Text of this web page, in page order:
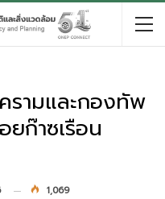
รามและกองทัพ
ยก๊าซเรือน
1,069